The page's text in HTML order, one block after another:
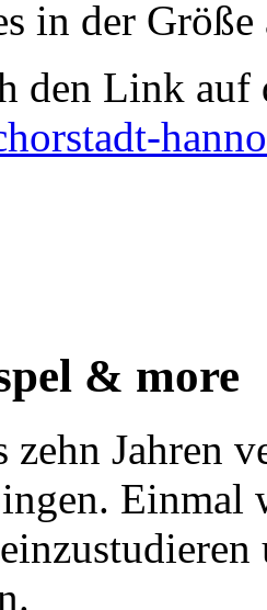
in der
den Link auf
& more
zehn Jahren